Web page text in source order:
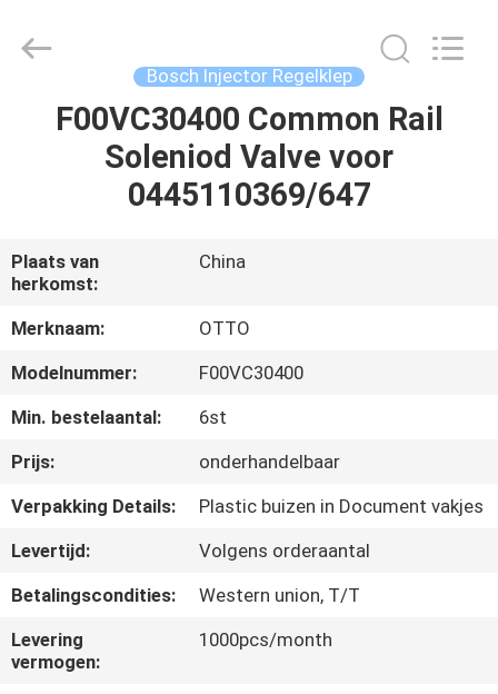
THUIS
PRODUCTEN
OVER
ONS
FABRIEKSTOUR
NEEM
CONTACT
MET
ONS
OP
AUTO
PARTS
Bosch Injector Regelklep
F00VC30400 Common Rail
Soleniod Valve voor
0445110369/647
Plaats van
herkomst:
China
Merknaam:
OTTO
Modelnummer:
F00VC30400
Min. bestelaantal:
6st
Prijs:
onderhandelbaar
Verpakking Details:
Plastic buizen in Document vakjes
Levertijd:
Volgens orderaantal
Betalingscondities:
Western union, T/T
Levering
vermogen:
1000pcs/month